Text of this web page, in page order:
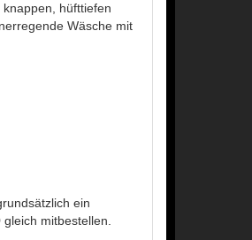
hüfttiefen
Wäsche mit
ein
gleich mitbestellen.